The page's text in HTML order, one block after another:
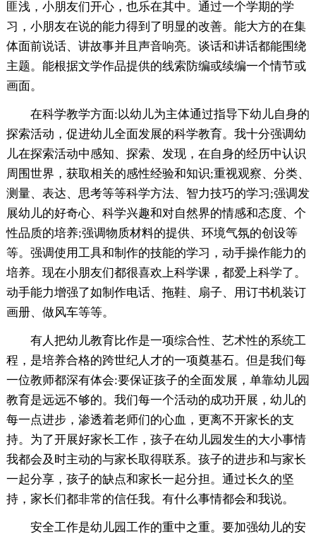
匪浅，小朋友们开心，也乐在其中。通过一个学期的学
习，小朋友在说的能力得到了明显的改善。能大方的在集
体面前说话、讲故事并且声音响亮。谈话和讲话都能围绕
主题。能根据文学作品提供的线索防编或续编一个情节或
画面。
在科学教学方面:以幼儿为主体通过指导下幼儿自身的
探索活动，促进幼儿全面发展的科学教育。我十分强调幼
儿在探索活动中感知、探索、发现，在自身的经历中认识
周围世界，获取相关的感性经验和知识;重视观察、分类、
测量、表达、思考等等科学方法、智力技巧的学习;强调发
展幼儿的好奇心、科学兴趣和对自然界的情感和态度、个
性品质的培养;强调物质材料的提供、环境气氛的创设等
等。强调使用工具和制作的技能的学习，动手操作能力的
培养。现在小朋友们都很喜欢上科学课，都爱上科学了。
动手能力增强了如制作电话、拖鞋、扇子、用订书机装订
画册、做风车等等。
有人把幼儿教育比作是一项综合性、艺术性的系统工
程，是培养合格的跨世纪人才的一项奠基石。但是我们每
一位教师都深有体会:要保证孩子的全面发展，单靠幼儿园
教育是远远不够的。我们每一个活动的成功开展，幼儿的
每一点进步，渗透着老师们的心血，更离不开家长的支
持。为了开展好家长工作，孩子在幼儿园发生的大小事情
我都会及时主动的与家长取得联系。孩子的进步和与家长
一起分享，孩子的缺点和家长一起分担。通过长久的坚
持，家长们都非常的信任我。有什么事情都会和我说。
安全工作是幼儿园工作的重中之重。要加强幼儿的安